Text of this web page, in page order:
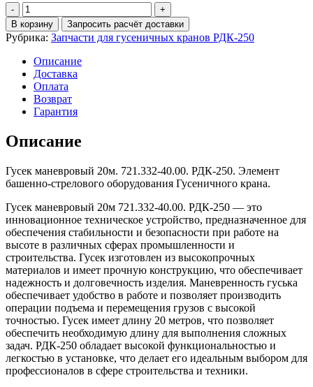
Количество
Гусек
маневровый
20м.
721.332-
40.00.
РДК-250
В корзину Запросить расчёт доставки
Рубрика: Запчасти для гусеничных кранов РДК-250
Описание
Доставка
Оплата
Возврат
Гарантия
Описание
Гусек маневровый 20м. 721.332-40.00. РДК-250. Элемент
башенно-стрелового оборудования Гусеничного крана.
Гусек маневровый 20м 721.332-40.00. РДК-250 — это
инновационное техническое устройство, предназначенное для
обеспечения стабильности и безопасности при работе на
высоте в различных сферах промышленности и
строительства. Гусек изготовлен из высокопрочных
материалов и имеет прочную конструкцию, что обеспечивает
надежность и долговечность изделия. Маневренность гуська
обеспечивает удобство в работе и позволяет производить
операции подъема и перемещения грузов с высокой
точностью. Гусек имеет длину 20 метров, что позволяет
обеспечить необходимую длину для выполнения сложных
задач. РДК-250 обладает высокой функциональностью и
легкостью в установке, что делает его идеальным выбором для
профессионалов в сфере строительства и техники.